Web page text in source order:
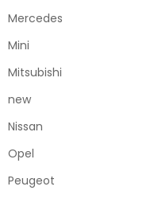
Mercedes
Mini
Mitsubishi
new
Nissan
Opel
Peugeot